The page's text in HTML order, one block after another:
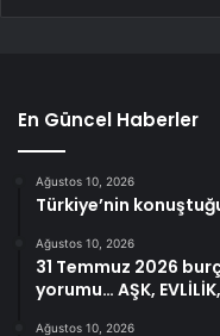
En Güncel Haberler
Ağustos 10, 2026
Türkiye’nin
Ağustos 10, 2026
31 Temmuz 2026
yorumu… AŞK,
Ağustos 10, 2026